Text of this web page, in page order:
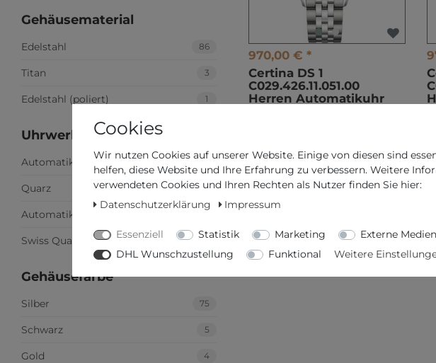
Gehäusematerial
Edelstahl 86
Titan 3
Edelstahl (poliert) 1
Uhrwerk
Automatik-Swiss-Made 54
Quarz 17
Automatik
Swiss Quarz 9
Gehäusefarbe
Silber 75
Schwarz 5
Gold 4
970,00 € *
Certina DS 1
C029.426.11.051.00
Herren Automatikuhr
Cookies
Wir nutzen Cookies auf unserer Website. Einige von diesen sind
helfen, diese Website und Ihre Erfahrung zu verbessern. Weitere
verwendeten Cookies und Ihren Rechten als Nutzer finden Sie hier:
Datenschutzerklärung
Impressum
Essenziell Statistik Marketing
Externe Medien
DHL Wunschzustellung
Funktional Weitere